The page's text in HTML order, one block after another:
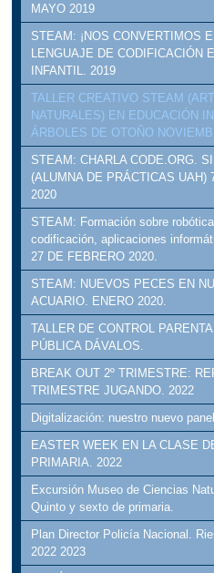
MAYO 2019
STEAM: ¡NOS CONVERTIMOS
LENGUAJE DE CODIFICACIÓN
INFANTIL. 2019
TALLER CREATIVO STEAM
NATURALES) EN EDUCACIÓN
ÁRBOLES DE OTOÑO
STEAM: CHARLA CODE.ORG.
(ALUMNA DE PRÁCTICAS UAH)
2020
STEAM: Formación sobre
codificación, aplicaciones
27 DE FEBRERO 2020.
STEAM: NUEVOS PECES EN
ACUARIO. ENERO 2020.
TALLER DE CONTROL
PÚBLICA DÁVALOS.
BREAK OUT 2º TRIMESTRE:
TRIMESTRE JUGANDO. 2022
Digitalización: nuestro nuevo
EASTER WEEK EN LA CLASE
PRIMARIA. 2022
Excursión Museo de Ciencias
Quinto y sexto de primaria.
Plan Director Policía Nacional.
2022 2023